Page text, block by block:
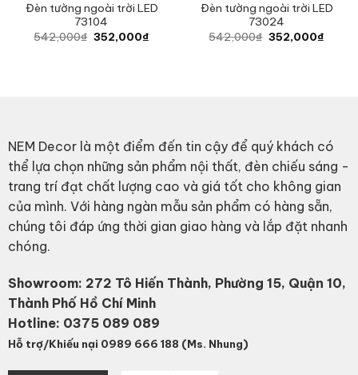
Đèn tường ngoài trời LED
73104
542,000₫ Original
price
352,000₫Current
Đèn tường ngoài trời LED
73024
542,000₫ Original
price
352,000₫
NEM Decor là một điểm đến tin cậy để quý khách có
thể lựa chọn những sản phẩm nội thất, đèn chiếu sáng -
trang trí đạt chất lượng cao và giá tốt cho không gian
của mình. Với hàng ngàn mẫu sản phẩm có hàng sẵn,
chúng tôi đáp ứng thời gian giao hàng và lắp đặt nhanh
chóng.
Showroom: 272 Tô Hiến Thành, Phường 15, Quận 10,
Thành Phố Hồ Chí Minh
Hotline: 0375 089 089
Hỗ trợ/Khiếu nại 0989 666 188 (Ms. Nhung)